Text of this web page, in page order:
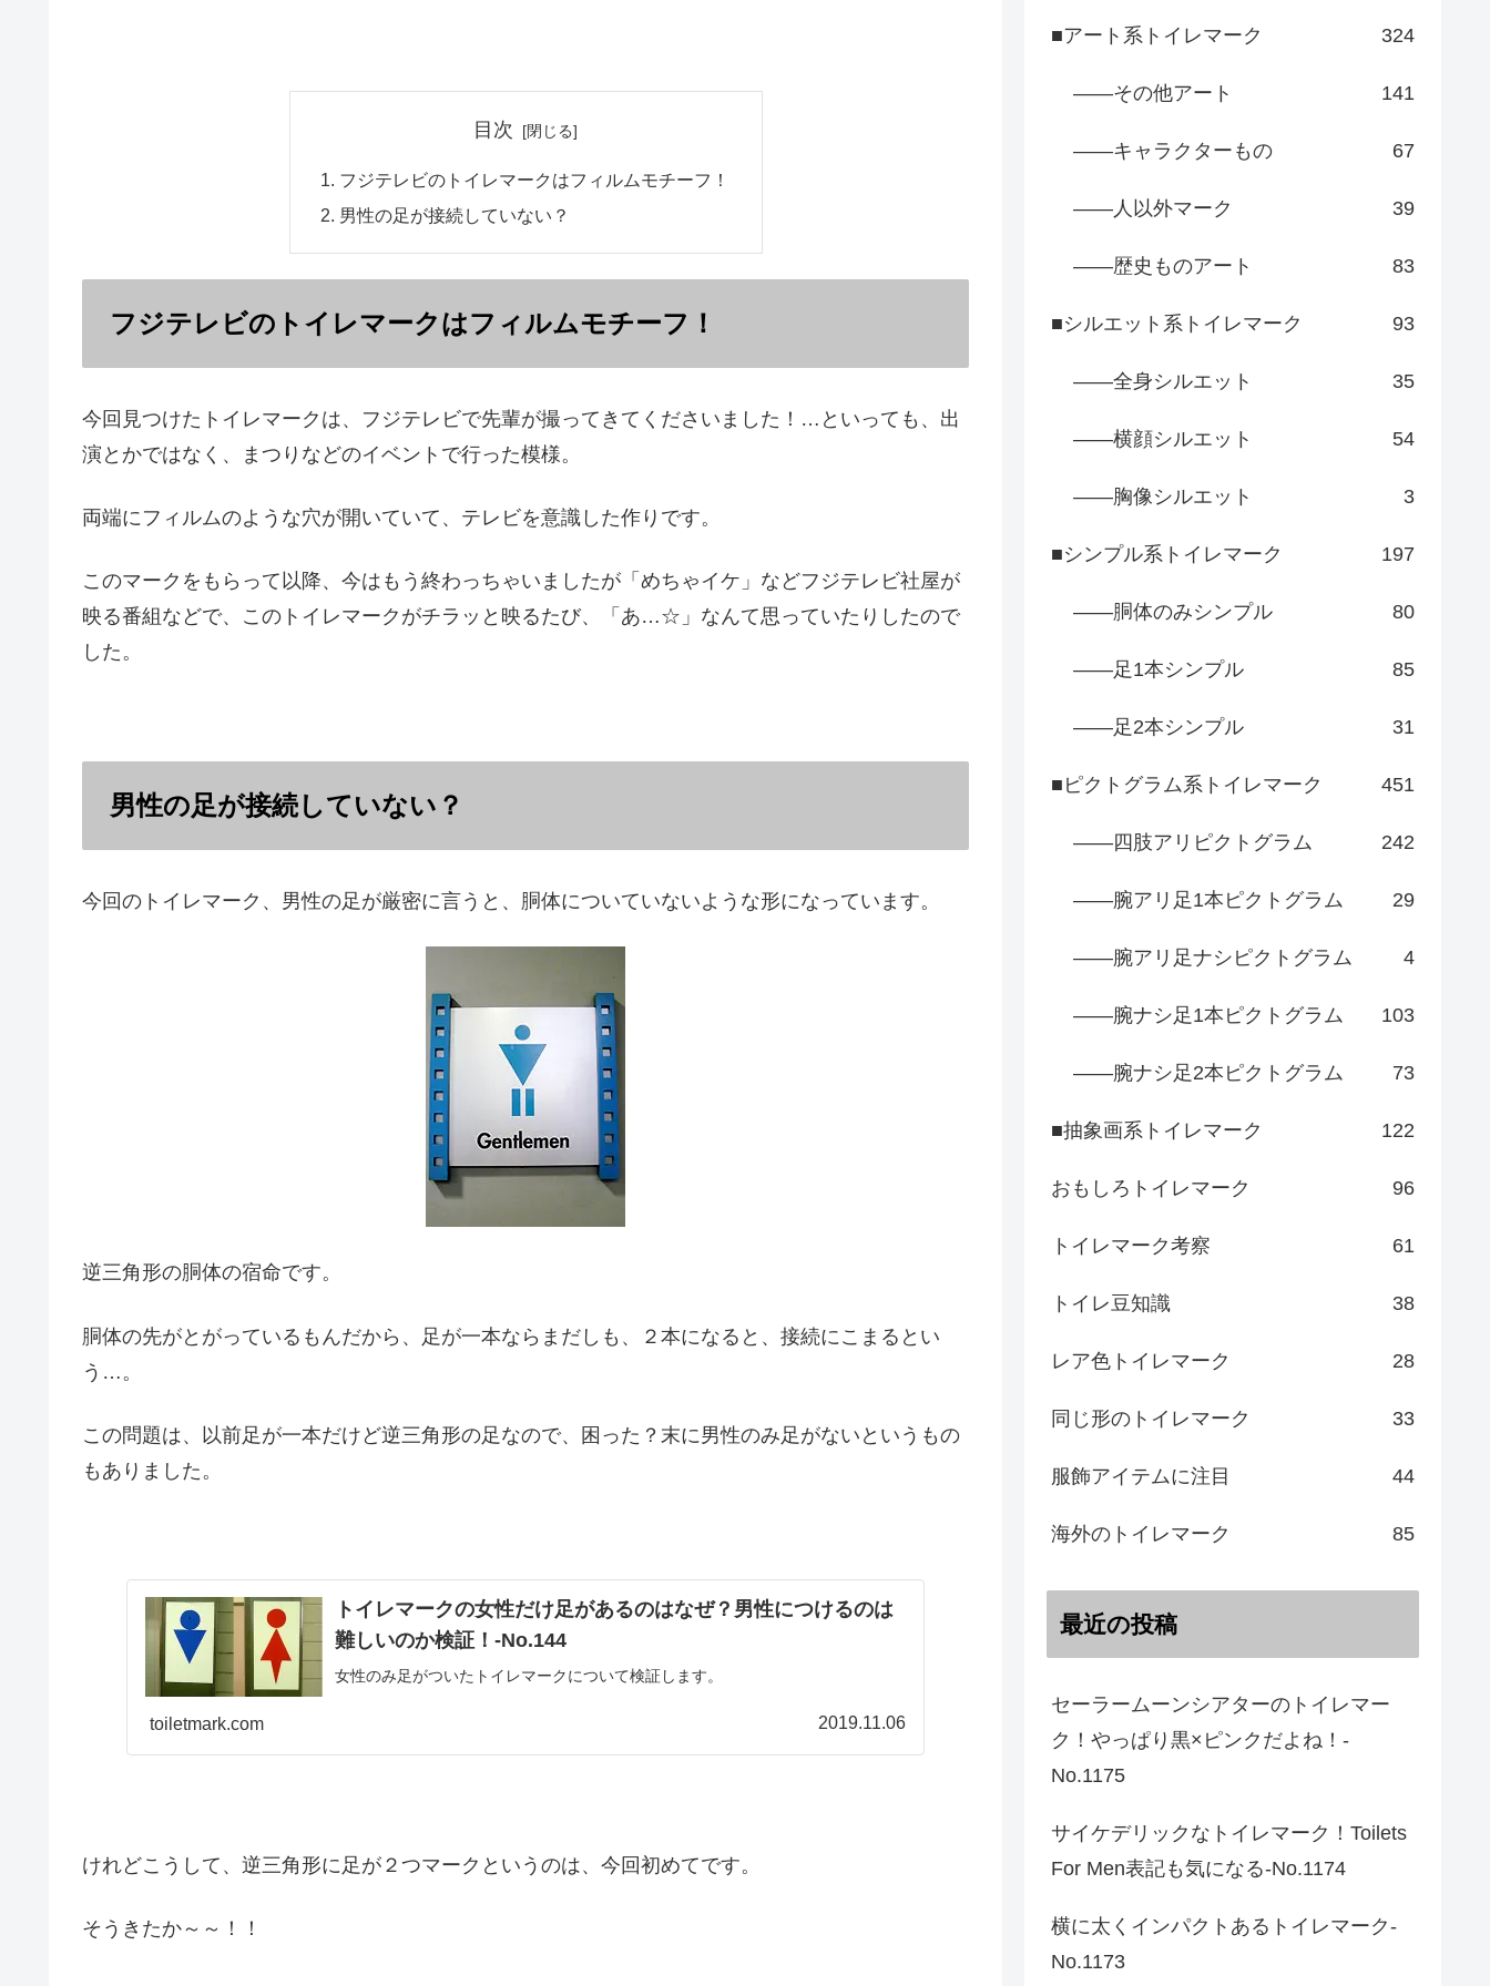
目次
フジテレビのトイレマークはフィルムモチーフ！
男性の足が接続していない？
フジテレビのトイレマークはフィルムモチーフ！
今回見つけたトイレマークは、フジテレビで先輩が撮ってきてくださいました！…といっても、出
演とかではなく、まつりなどのイベントで行った模様。
両端にフィルムのような穴が開いていて、テレビを意識した作りです。
このマークをもらって以降、今はもう終わっちゃいましたが「めちゃイケ」などフジテレビ社屋が
映る番組などで、このトイレマークがチラッと映るたび、「あ…☆」なんて思っていたりしたので
した。
男性の足が接続していない？
今回のトイレマーク、男性の足が厳密に言うと、胴体についていないような形になっています。
逆三角形の胴体の宿命です。
胴体の先がとがっているもんだから、足が一本ならまだしも、２本になると、接続にこまるとい
う…。
この問題は、以前足が一本だけど逆三角形の足なので、困った？末に男性のみ足がないというもの
もありました。
トイレマークの女性だけ足があるのはなぜ？男性につけるのは
難しいのか検証！-No.144
女性のみ足がついたトイレマークについて検証します。
toiletmark.com 2019.11.06
けれどこうして、逆三角形に足が２つマークというのは、今回初めてです。
そうきたか～～！！
■アート系トイレマーク 324
――その他アート 141
――キャラクターもの 67
――人以外マーク 39
――歴史ものアート 83
■シルエット系トイレマーク 93
――全身シルエット 35
――横顔シルエット 54
――胸像シルエット 3
■シンプル系トイレマーク 197
――胴体のみシンプル 80
――足1本シンプル 85
――足2本シンプル 31
■ピクトグラム系トイレマーク 451
――四肢アリピクトグラム 242
――腕アリ足1本ピクトグラム 29
――腕アリ足ナシピクトグラム 4
――腕ナシ足1本ピクトグラム 103
――腕ナシ足2本ピクトグラム 73
■抽象画系トイレマーク 122
おもしろトイレマーク 96
トイレマーク考察 61
トイレ豆知識 38
レア色トイレマーク 28
同じ形のトイレマーク 33
服飾アイテムに注目 44
海外のトイレマーク 85
最近の投稿
セーラームーンシアターのトイレマー
ク！やっぱり黒×ピンクだよね！-
No.1175
サイケデリックなトイレマーク！Toilets
For Men表記も気になる-No.1174
横に太くインパクトあるトイレマーク-
No.1173